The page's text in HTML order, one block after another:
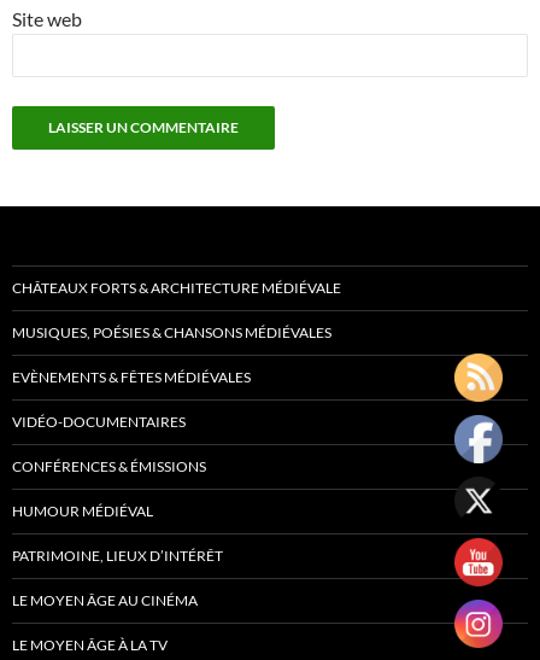
Site web
CHÂTEAUX FORTS & ARCHITECTURE MÉDIÉVALE
MUSIQUES, POÉSIES & CHANSONS MÉDIÉVALES
EVÈNEMENTS & FÊTES MÉDIÉVALES
VIDÉO-DOCUMENTAIRES
CONFÉRENCES & ÉMISSIONS
HUMOUR MÉDIÉVAL
PATRIMOINE, LIEUX D’INTÉRÊT
LE MOYEN ÂGE AU CINÉMA
LE MOYEN ÂGE À LA TV